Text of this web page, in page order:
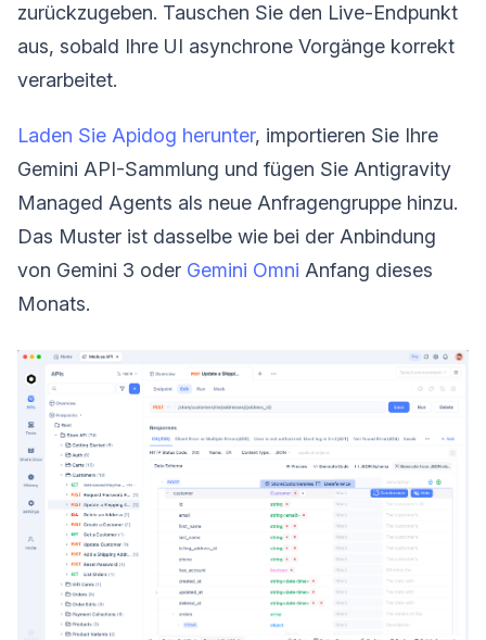
zurückzugeben. Tauschen Sie den Live-Endpunkt
aus, sobald Ihre UI asynchrone Vorgänge korrekt
verarbeitet.
Laden Sie Apidog herunter, importieren Sie Ihre
Gemini API-Sammlung und fügen Sie Antigravity
Managed Agents als neue Anfragengruppe hinzu.
Das Muster ist dasselbe wie bei der Anbindung
von Gemini 3 oder Gemini Omni Anfang dieses
Monats.